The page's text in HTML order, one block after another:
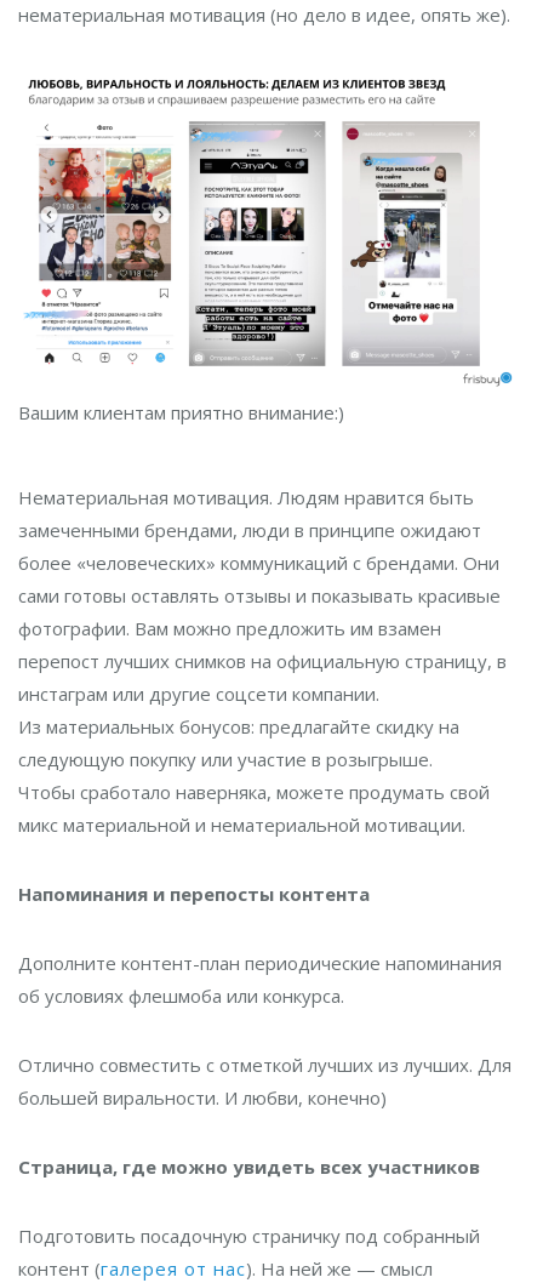
нематериальная мотивация (но дело в идее, опять же).
Вашим клиентам приятно внимание:)
Нематериальная мотивация. Людям нравится быть
замеченными брендами, люди в принципе ожидают
более «человеческих» коммуникаций с брендами. Они
сами готовы оставлять отзывы и показывать красивые
фотографии. Вам можно предложить им взамен
перепост лучших снимков на официальную страницу, в
инстаграм или другие соцсети компании.
Из материальных бонусов: предлагайте скидку на
следующую покупку или участие в розыгрыше.
Чтобы сработало наверняка, можете продумать свой
микс материальной и нематериальной мотивации.
Напоминания и перепосты контента
Дополните контент-план периодические напоминания
об условиях флешмоба или конкурса.
Отлично совместить с отметкой лучших из лучших. Для
большей виральности. И любви, конечно)
Страница, где можно увидеть всех участников
Подготовить посадочную страничку под собранный
контент (галерея от нас). На ней же — смысл